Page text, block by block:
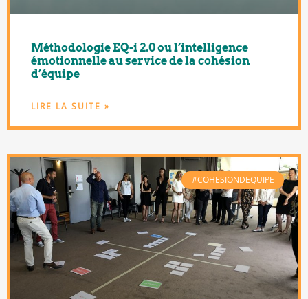
Méthodologie EQ-i 2.0 ou l’intelligence
émotionnelle au service de la cohésion
d’équipe
LIRE LA SUITE »
#COHESIONDEQUIPE